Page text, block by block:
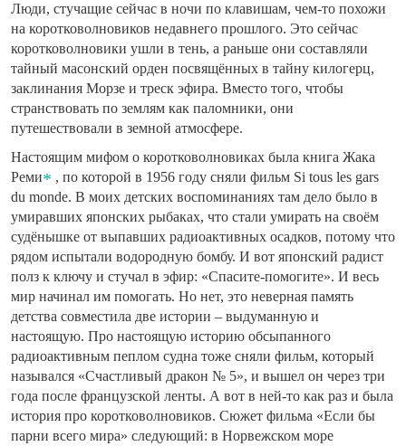
Люди, стучащие сейчас в ночи по клавишам, чем-то похожи
на коротковолновиков недавнего прошлого. Это сейчас
коротковолновики ушли в тень, а раньше они составляли
тайный масонский орден посвящённых в тайну килогерц,
заклинания Морзе и треск эфира. Вместо того, чтобы
странствовать по землям как паломники, они
путешествовали в земной атмосфере.
Настоящим мифом о коротковолновиках была книга Жака
Реми
, по которой в 1956 году сняли фильм Si tous les gars
du monde. В моих детских воспоминаниях там дело было в
умиравших японских рыбаках, что стали умирать на своём
судёнышке от выпавших радиоактивных осадков, потому что
рядом испытали водородную бомбу. И вот японский радист
полз к ключу и стучал в эфир: «Спасите-помогите». И весь
мир начинал им помогать. Но нет, это неверная память
детства совместила две истории – выдуманную и
настоящую. Про настоящую историю обсыпанного
радиоактивным пеплом судна тоже сняли фильм, который
назывался «Счастливый дракон № 5», и вышел он через три
года после французской ленты. А вот в ней-то как раз и была
история про коротковолновиков. Сюжет фильма «Если бы
парни всего мира» следующий: в Норвежском море